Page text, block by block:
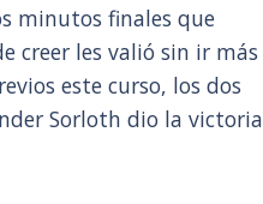
minutos finales que
creer les valió sin ir más
este curso, los dos
Sorloth dio la victoria